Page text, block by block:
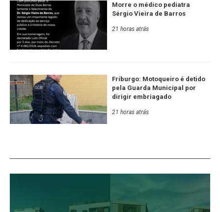
Morre o médico pediatra
Sérgio Vieira de Barros
21 horas atrás
Friburgo: Motoqueiro é detido
pela Guarda Municipal por
dirigir embriagado
21 horas atrás